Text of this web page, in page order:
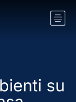
su